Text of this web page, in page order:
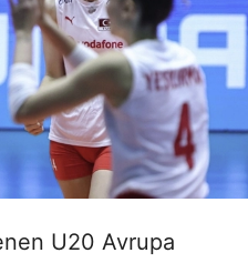
U20 Avrupa